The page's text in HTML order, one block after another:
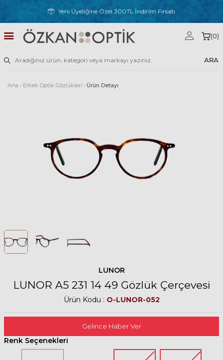
Yeni Üyeliğine Özel 300TL İndirim Fırsatı
ARA
(0)
Ana › Erkek Optik Gözlükleri › Ürün Detayı
LUNOR
LUNOR A5 231 14 49 Gözlük Çerçevesi
Ürün Kodu : O-LUNOR-052
Gelince Haber Ver
Renk Seçenekleri